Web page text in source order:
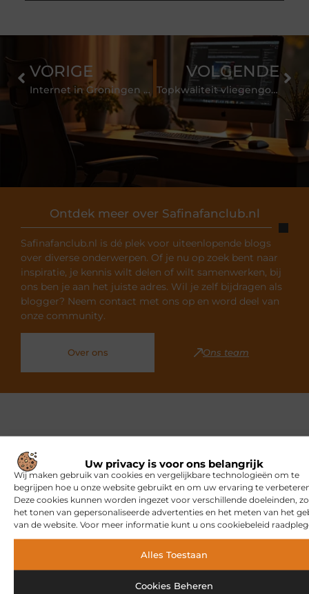
Uw privacy is voor ons belangrijk
Wij maken gebruik van cookies en vergelijkbare technologieën om te
begrijpen hoe u onze website gebruikt en om uw ervaring te
Deze cookies kunnen worden ingezet voor verschillende doeleinden,
het tonen van gepersonaliseerde advertenties en het meten van het
van de website. Voor meer informatie kunt u ons cookiebeleid
Alles Toestaan
Cookies Beheren
Ontdek meer over Safinafanclub.nl
Safinafanclub.nl is dé plek voor uiteenlopende blogs
over diverse onderwerpen. Of je nu op zoek bent naar
inspiratie, je kennis wilt delen of wilt samenwerken, bij
ons ben je aan het juiste adres. Wil je zelf bijdragen als
blogger? Neem contact met ons op en word deel van
onze community.
Over ons Ons team
VORIGE
Internet in Groningen en Utrecht van de beste provider
VOLGENDE
Topkwaliteit vliegengordijnen online bestellen
mogelijk interesseren
MARKETING